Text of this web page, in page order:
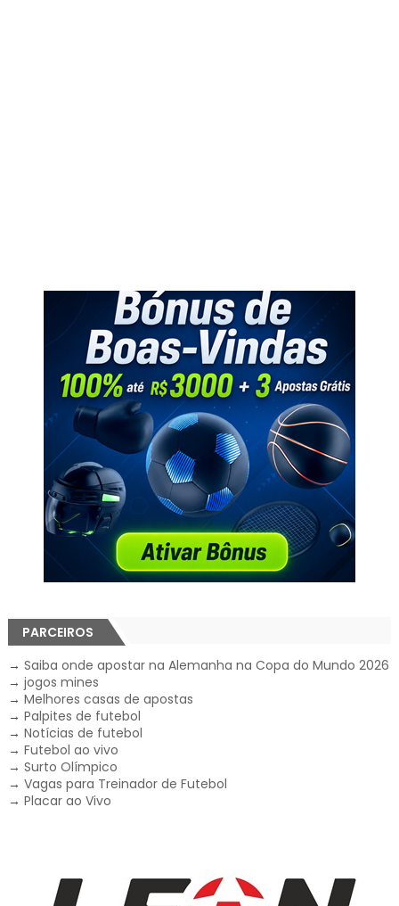
PARCEIROS
→ Saiba onde apostar na Alemanha na Copa do Mundo 2026
→ jogos mines
→ Melhores casas de apostas
→ Palpites de futebol
→ Notícias de futebol
→ Futebol ao vivo
→ Surto Olímpico
→ Vagas para Treinador de Futebol
→ Placar ao Vivo